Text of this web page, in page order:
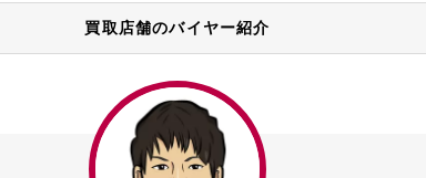
買取店舗のバイヤー紹介